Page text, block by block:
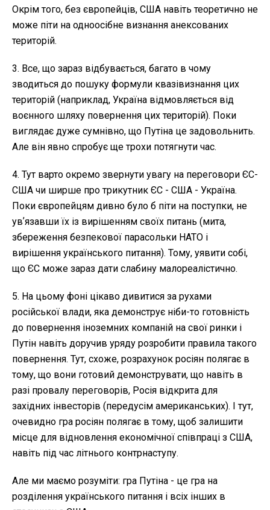
Окрім того, без європейців, США навіть теоретично не
може піти на одноосібне визнання анексованих
територій.
3. Все, що зараз відбувається, багато в чому
зводиться до пошуку формули квазівизнання цих
територій (наприклад, Україна відмовляється від
воєнного шляху повернення цих територій). Поки
виглядає дуже сумнівно, що Путіна це задовольнить.
Але він явно спробує ще трохи потягнути час.
4. Тут варто окремо звернути увагу на переговори ЄС-
США чи ширше про трикутник ЄС - США - Україна.
Поки європейцям дивно було б піти на поступки, не
увʼязавши їх із вирішенням своїх питань (мита,
збереження безпекової парасольки НАТО і
вирішення українського питання). Тому, уявити собі,
що ЄС може зараз дати слабину малореалістично.
5. На цьому фоні цікаво дивитися за рухами
російської влади, яка демонструє ніби-то готовність
до повернення іноземних компаній на свої ринки і
Путін навіть доручив уряду розробити правила такого
повернення. Тут, схоже, розрахунок росіян полягає в
тому, що вони готовий демонструвати, що навіть в
разі провалу переговорів, Росія відкрита для
західних інвесторів (передусім американських). І тут,
очевидно гра росіян полягає в тому, щоб залишити
місце для відновлення економічної співпраці з США,
навіть під час літнього контрнаступу.
Але ми маємо розуміти: гра Путіна - це гра на
розділення українського питання і всіх інших в